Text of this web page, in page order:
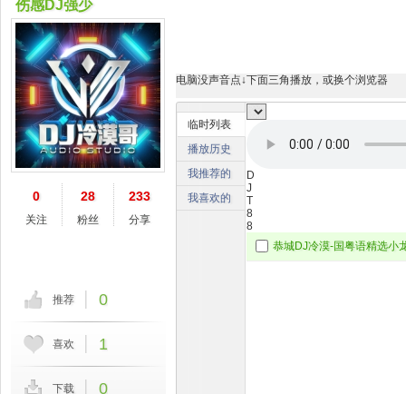
电脑没声音点↓下面三角播放，或换个浏览器
临时列表
播放历史
我推荐的
我喜欢的
D
J
T
8
8
恭城DJ冷漠-国粤语精选小
伤感DJ强少
0
关注
28
粉丝
233
分享
推荐 0
喜欢 1
下载 0